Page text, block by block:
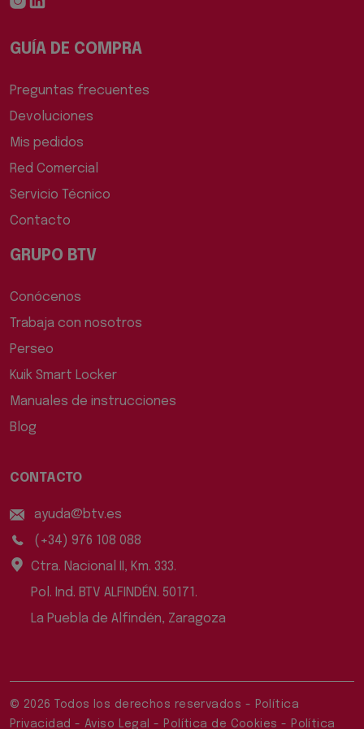
GUÍA DE COMPRA
Preguntas frecuentes
Devoluciones
Mis pedidos
Red Comercial
Servicio Técnico
Contacto
GRUPO BTV
Conócenos
Trabaja con nosotros
Perseo
Kuik Smart Locker
Manuales de instrucciones
Blog
CONTACTO
ayuda@btv.es
(+34) 976 108 088
Ctra. Nacional II, Km. 333.
Pol. Ind. BTV ALFINDÉN. 50171.
La Puebla de Alfindén, Zaragoza
© 2026 Todos los derechos reservados - Política
Privacidad - Aviso Legal - Política de Cookies - Política